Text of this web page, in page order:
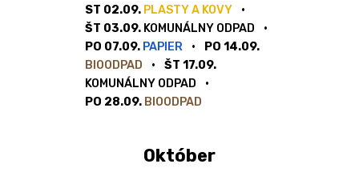
ST 02.09. PLASTY A KOVY
ŠT 03.09. KOMUNÁLNY ODPAD
PO 07.09. PAPIER
PO 14.09.
BIOODPAD
ŠT 17.09.
KOMUNÁLNY ODPAD
PO 28.09. BIOODPAD
Október